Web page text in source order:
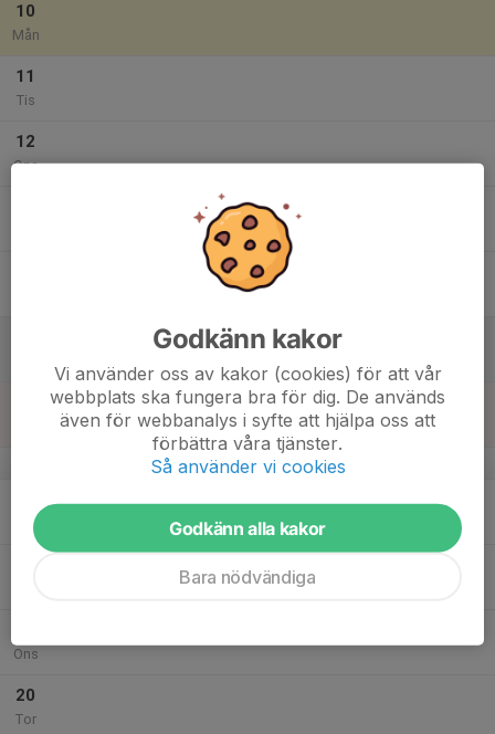
10
Mån
11
Tis
12
Ons
v.34
Mån
Ons
20
Tor
Godkänn kakor
Vi använder oss av kakor (cookies) för att vår
webbplats ska fungera bra för dig. De används
även för webbanalys i syfte att hjälpa oss att
förbättra våra tjänster.
Så använder vi cookies
Godkänn alla kakor
Bara nödvändiga